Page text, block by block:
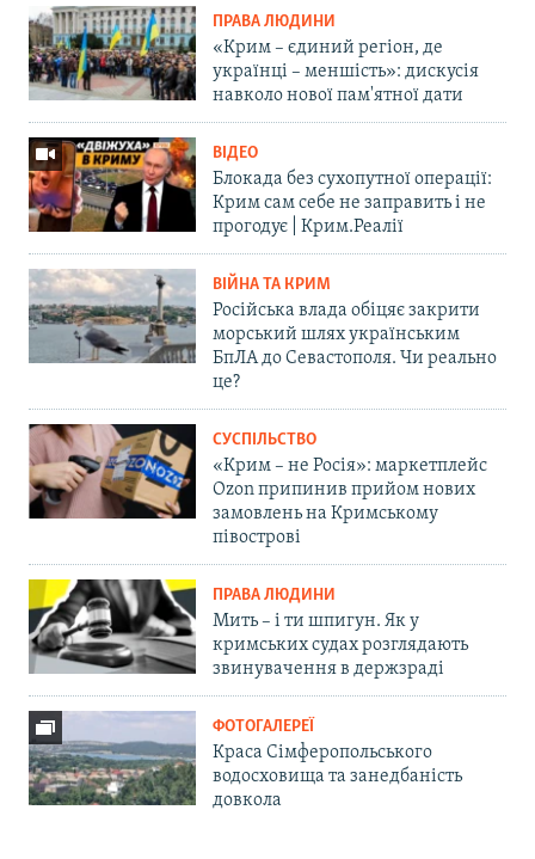
ПРАВА ЛЮДИНИ
«Крим – єдиний регіон, де
українці – меншість»: дискусія
навколо нової пам'ятної дати
ВІДЕО
Блокада без сухопутної операції:
Крим сам себе не заправить і не
прогодує | Крим.Реалії
ВІЙНА ТА КРИМ
Російська влада обіцяє закрити
морський шлях українським
БпЛА до Севастополя. Чи реально
це?
СУСПІЛЬСТВО
«Крим – не Росія»: маркетплейс
Ozon припинив прийом нових
замовлень на Кримському
півострові
ПРАВА ЛЮДИНИ
Мить – і ти шпигун. Як у
кримських судах розглядають
звинувачення в держзраді
ФОТОГАЛЕРЕЇ
Краса Сімферопольського
водосховища та занедбаність
довкола